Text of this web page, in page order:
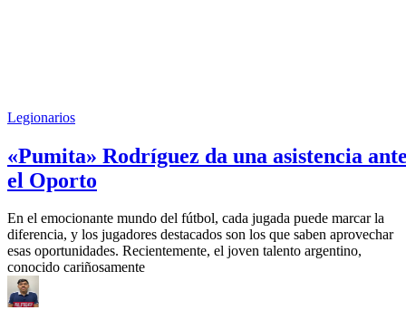
Legionarios
«Pumita» Rodríguez da una asistencia
el Oporto
En el emocionante mundo del fútbol, cada jugada puede marcar la
diferencia, y los jugadores destacados son los que saben aprovechar
esas oportunidades. Recientemente, el joven talento argentino,
conocido cariñosamente